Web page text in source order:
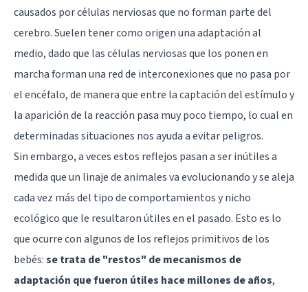
causados por células nerviosas que no forman parte del
cerebro. Suelen tener como origen una adaptación al
medio, dado que las células nerviosas que los ponen en
marcha forman una red de interconexiones que no pasa por
el encéfalo, de manera que entre la captación del estímulo y
la aparición de la reacción pasa muy poco tiempo, lo cual en
determinadas situaciones nos ayuda a evitar peligros.
Sin embargo, a veces estos reflejos pasan a ser inútiles a
medida que un linaje de animales va evolucionando y se aleja
cada vez más del tipo de comportamientos ynicho
ecológicoque le resultaron útiles en el pasado. Esto es lo
que ocurre con algunos de los reflejos primitivos de los
bebés:se trata de "restos" de mecanismos de
adaptación que fueron útiles hace millones de años,